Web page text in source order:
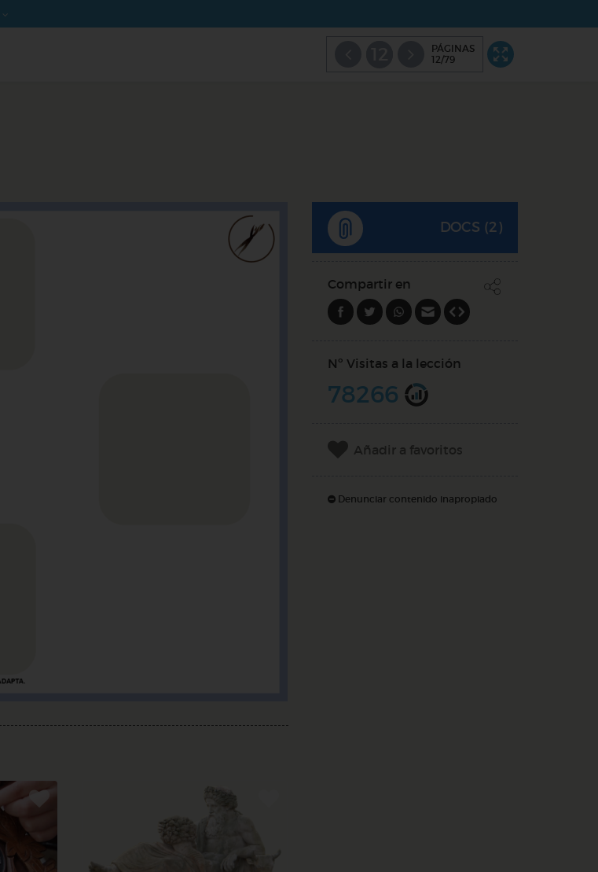
PÁGINAS
12/79
DOCS (2)
Compartir en
Nº Visitas a la lección
78266
Añadir a favoritos
Denunciar contenido inapropiado